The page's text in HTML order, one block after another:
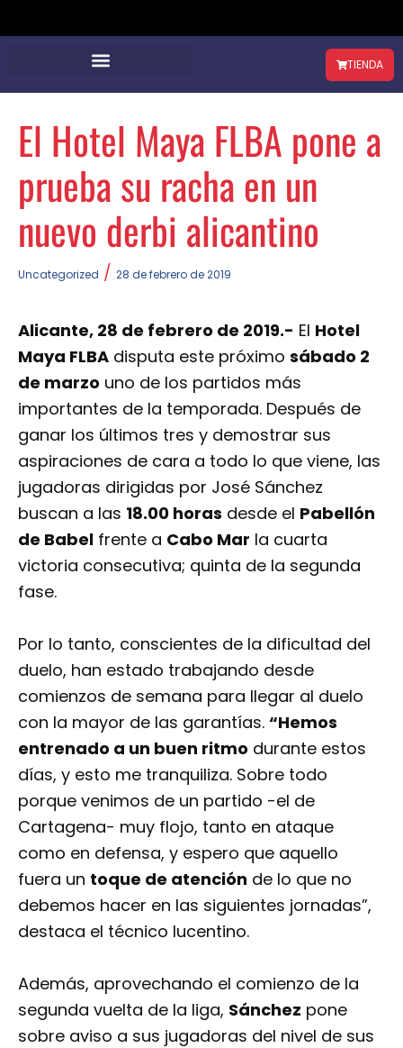
TIENDA
El Hotel Maya FLBA pone a
prueba su racha en un
nuevo derbi alicantino
Uncategorized / 28 de febrero de 2019
Alicante, 28 de febrero de 2019.- El Hotel
Maya FLBA disputa este próximo sábado 2
de marzo uno de los partidos más
importantes de la temporada. Después de
ganar los últimos tres y demostrar sus
aspiraciones de cara a todo lo que viene, las
jugadoras dirigidas por José Sánchez
buscan a las 18.00 horas desde el Pabellón
de Babel frente a Cabo Mar la cuarta
victoria consecutiva; quinta de la segunda
fase.
Por lo tanto, conscientes de la dificultad del
duelo, han estado trabajando desde
comienzos de semana para llegar al duelo
con la mayor de las garantías. “Hemos
entrenado a un buen ritmo durante estos
días, y esto me tranquiliza. Sobre todo
porque venimos de un partido -el de
Cartagena- muy flojo, tanto en ataque
como en defensa, y espero que aquello
fuera un toque de atención de lo que no
debemos hacer en las siguientes jornadas”,
destaca el técnico lucentino.
Además, aprovechando el comienzo de la
segunda vuelta de la liga, Sánchez pone
sobre aviso a sus jugadoras del nivel de sus